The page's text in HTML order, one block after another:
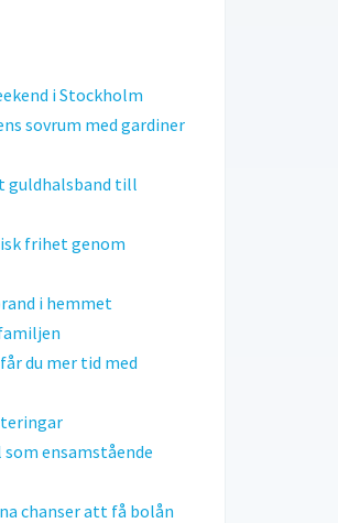
i Stockholm
sovrum med gardiner
guldhalsband till
frihet genom
i hemmet
du mer tid med
ensamstående
chanser att få bolån